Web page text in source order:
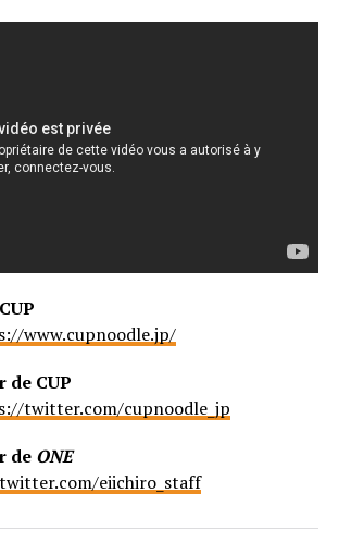
www.cupnoodle.jp/
de CUP
twitter.com/cupnoodle_jp
de ONE
eiichiro_staff